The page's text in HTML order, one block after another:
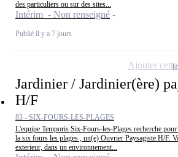
des particuliers ou sur des sites...
Intérim - Non renseigné
Publié il y a 7 jours
Jardinier / Jardinier(ère)
H/F
83 - SIX-FOURS-LES-PLAGES
L'equipe Temporis Six-Fours-les-Plages recherche
la six fours les plages , un(e) Ouvrier Paysagiste H/F.
exterieur, dans un environnement...
Ajouter